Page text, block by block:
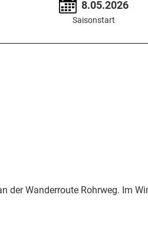
8.05.2026
Saisonstart
der Wanderroute Rohrweg. Im